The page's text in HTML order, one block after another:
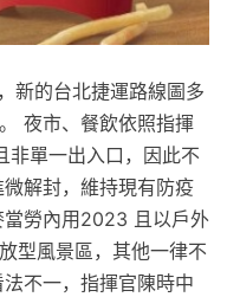
新的台北捷運路線圖多
夜市、餐飲依照指揮
非單一出入口，因此不
解封，維持現有防疫
勞內用2023 且以戶外
型風景區，其他一律不
不一，指揮官陳時中